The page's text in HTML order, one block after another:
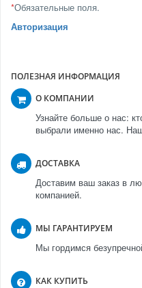
*Обязательные поля.
Авторизация
ПОЛЕЗНАЯ ИНФОРМАЦИЯ
О КОМПАНИИ
Узнайте больше о нас:
выбрали именно нас.
ДОСТАВКА
Доставим ваш заказ в
компанией.
МЫ ГАРАНТИРУЕМ
Мы гордимся
КАК КУПИТЬ